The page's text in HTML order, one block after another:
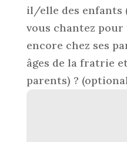
il/elle des enfants
vous chantez
encore chez ses
âges de la fratrie
parents) ?